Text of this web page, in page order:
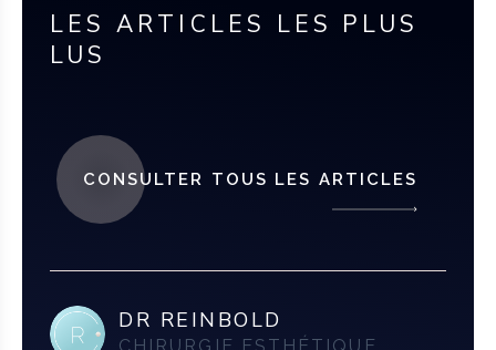
LES ARTICLES LES PLUS
LUS
CONSULTER TOUS LES ARTICLES
DR REINBOLD